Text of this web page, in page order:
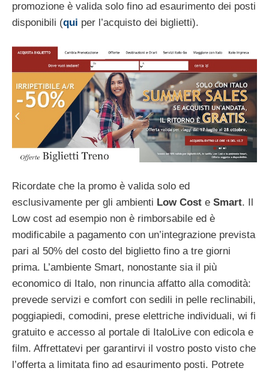
promozione è valida solo fino ad esaurimento dei posti
disponibili (qui per l’acquisto dei biglietti).
Ricordate che la promo è valida solo ed
esclusivamente per gli ambienti Low Cost e Smart. Il
Low cost ad esempio non è rimborsabile ed è
modificabile a pagamento con un’integrazione prevista
pari al 50% del costo del biglietto fino a tre giorni
prima. L’ambiente Smart, nonostante sia il più
economico di Italo, non rinuncia affatto alla comodità:
prevede servizi e comfort con sedili in pelle reclinabili,
poggiapiedi, comodini, prese elettriche individuali, wi fi
gratuito e accesso al portale di ItaloLive con edicola e
film. Affrettatevi per garantirvi il vostro posto visto che
l’offerta a limitata fino ad esaurimento posti. Potrete